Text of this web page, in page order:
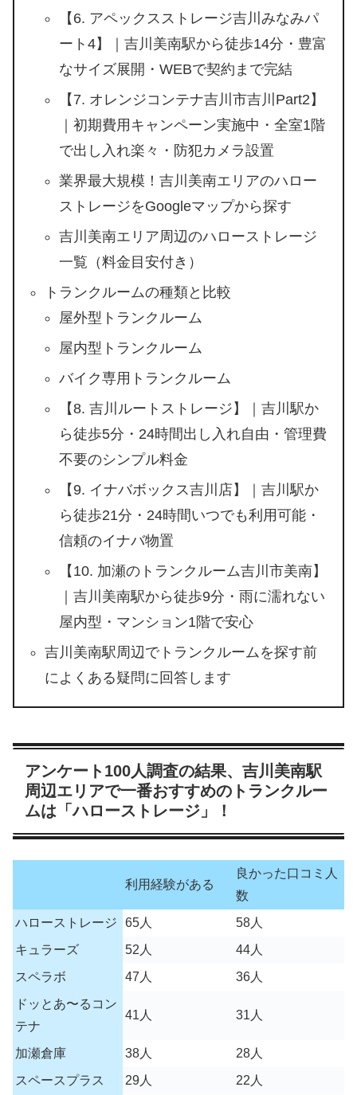
【6. アペックスストレージ吉川みなみパ
ート4】｜吉川美南駅から徒歩14分・豊富
なサイズ展開・WEBで契約まで完結
【7. オレンジコンテナ吉川市吉川Part2】
｜初期費用キャンペーン実施中・全室1階
で出し入れ楽々・防犯カメラ設置
業界最大規模！吉川美南エリアのハロー
ストレージをGoogleマップから探す
吉川美南エリア周辺のハローストレージ
一覧（料金目安付き）
トランクルームの種類と比較
屋外型トランクルーム
屋内型トランクルーム
バイク専用トランクルーム
【8. 吉川ルートストレージ】｜吉川駅か
ら徒歩5分・24時間出し入れ自由・管理費
不要のシンプル料金
【9. イナバボックス吉川店】｜吉川駅か
ら徒歩21分・24時間いつでも利用可能・
信頼のイナバ物置
【10. 加瀬のトランクルーム吉川市美南】
｜吉川美南駅から徒歩9分・雨に濡れない
屋内型・マンション1階で安心
吉川美南駅周辺でトランクルームを探す前
によくある疑問に回答します
アンケート100人調査の結果、吉川美南駅
周辺エリアで一番おすすめのトランクルー
ムは「ハローストレージ」！
利用経験がある
良かった口コミ人
数
ハローストレージ
65人
58人
キュラーズ
52人
44人
スペラボ
47人
36人
ドッとあ〜るコン
テナ
41人 31人
加瀬倉庫 38人
28人
スペースプラス
29人
22人